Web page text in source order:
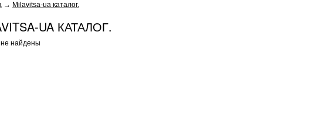
→ Milavitsa-ua каталог.
UA КАТАЛОГ.
найдены